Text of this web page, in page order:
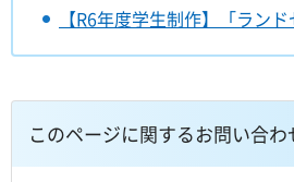
【R6年度学生制作】「ランド
このページに関するお問い合わ